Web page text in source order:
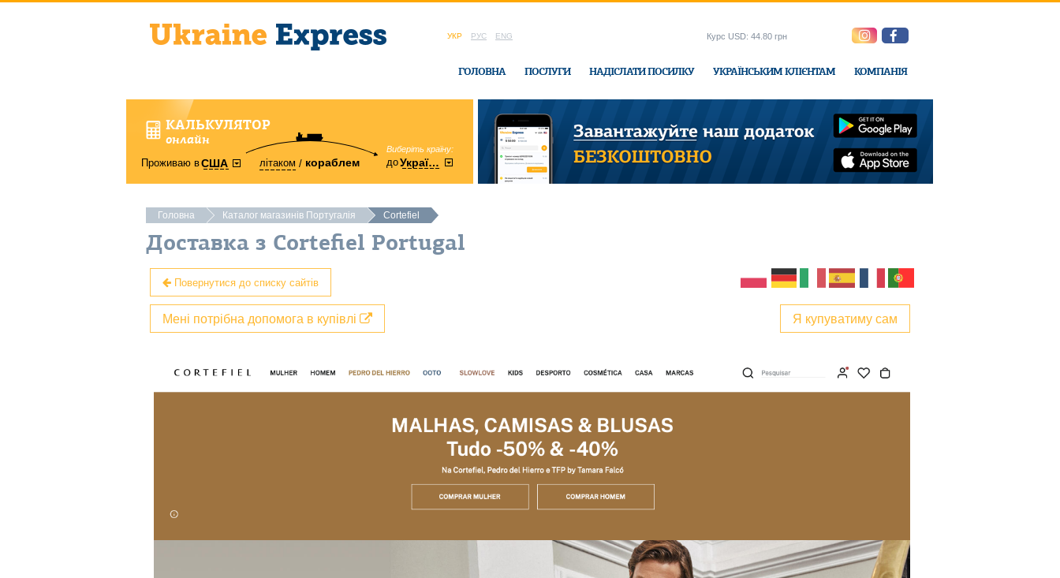
УКР РУС ENG
ГОЛОВНА ПОСЛУГИ НАДІСЛАТИ ПОСИЛКУ УКРАЇНСЬКИМ КЛІЄНТАМ КОМПАНІЯ
Курс USD: 44.80 грн
КАЛЬКУЛЯТОР
онлайн
Проживаю вСША літаком кораблем
Виберіть країну:
доУкраїни
область:
Вінницька в офісі Ukraine-Express
Головна Каталог магазинів Португалія Cortefiel
Доставка з Cortefiel Portugal
Повернутися до списку сайтів
Я купуватиму сам
Мені потрібна допомога в купівлі